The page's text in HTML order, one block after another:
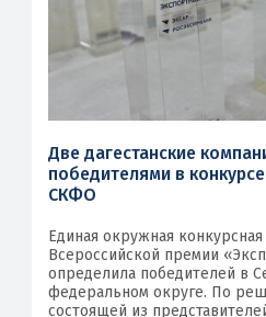
Две дагестанские
победителями в
СКФО
Единая окружная
Всероссийской премии
определила победителей в
федеральном округе. По
состоящей из